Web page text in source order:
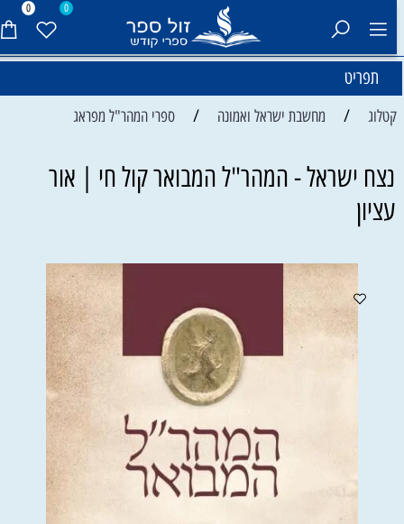
0 0
תפריט
קטלוג / מחשבת ישראל ואמונה / ספרי המהר"ל מפראג
נצח ישראל - המהר"ל המבואר קול חי | אור
עציון